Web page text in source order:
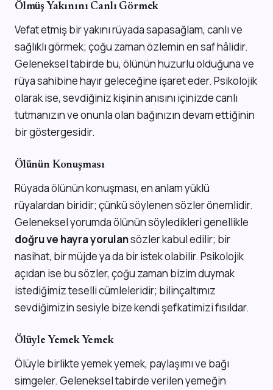
Ölmüş Yakınını Canlı Görmek
Vefat etmiş bir yakını rüyada sapasağlam, canlı ve
sağlıklı görmek; çoğu zaman özlemin en saf hâlidir.
Geleneksel tabirde bu, ölünün huzurlu olduğuna ve
rüya sahibine hayır geleceğine işaret eder. Psikolojik
olarak ise, sevdiğiniz kişinin anısını içinizde canlı
tutmanızın ve onunla olan bağınızın devam ettiğinin
bir göstergesidir.
Ölünün Konuşması
Rüyada ölünün konuşması, en anlam yüklü
rüyalardan biridir; çünkü söylenen sözler önemlidir.
Geleneksel yorumda ölünün söyledikleri genellikle
doğru ve hayra yorulansözler kabul edilir; bir
nasihat, bir müjde ya da bir istek olabilir. Psikolojik
açıdan ise bu sözler, çoğu zaman bizim duymak
istediğimiz teselli cümleleridir; bilinçaltımız
sevdiğimizin sesiyle bize kendi şefkatimizi fısıldar.
Ölüyle Yemek Yemek
Ölüyle birlikte yemek yemek, paylaşımı ve bağı
simgeler. Geleneksel tabirde verilen yemeğin